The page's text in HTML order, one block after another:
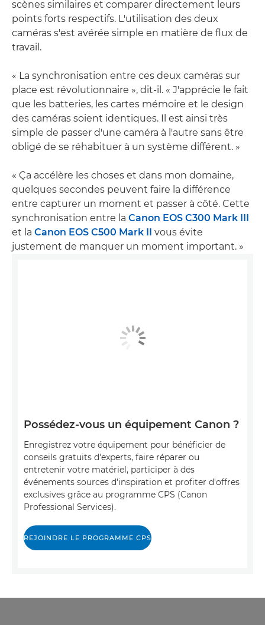
scènes similaires et comparer directement leurs
points forts respectifs. L'utilisation des deux
caméras s'est avérée simple en matière de flux de
travail.
« La synchronisation entre ces deux caméras sur
place est révolutionnaire », dit-il. « J'apprécie le fait
que les batteries, les cartes mémoire et le design
des caméras soient identiques. Il est ainsi très
simple de passer d'une caméra à l'autre sans être
obligé de se réhabituer à un système différent. »
« Ça accélère les choses et dans mon domaine,
quelques secondes peuvent faire la différence
entre capturer un moment et passer à côté. Cette
synchronisation entre la Canon EOS C300 Mark III
et la Canon EOS C500 Mark II vous évite
justement de manquer un moment important. »
Possédez-vous un équipement Canon ?
Enregistrez votre équipement pour bénéficier de
conseils gratuits d'experts, faire réparer ou
entretenir votre matériel, participer à des
événements sources d'inspiration et profiter d'offres
exclusives grâce au programme CPS (Canon
Professional Services).
REJOINDRE LE PROGRAMME CPS